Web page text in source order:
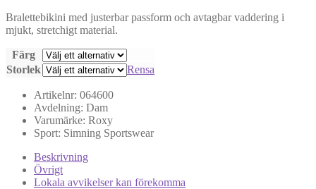
Bralettebikini med justerbar passform och avtagbar vaddering i
mjukt, stretchigt material.
Färg
Storlek
Rensa
Artikelnr: 064600
Avdelning: Dam
Varumärke: Roxy
Sport: Simning Sportswear
Beskrivning
Övrigt
Lokala avvikelser kan förekomma